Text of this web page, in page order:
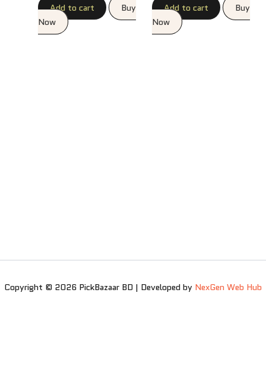
Add to cart
Buy
Now
Add to cart
Buy
Now
Copyright © 2026 PickBazaar BD | Developed by NexGen Web Hub